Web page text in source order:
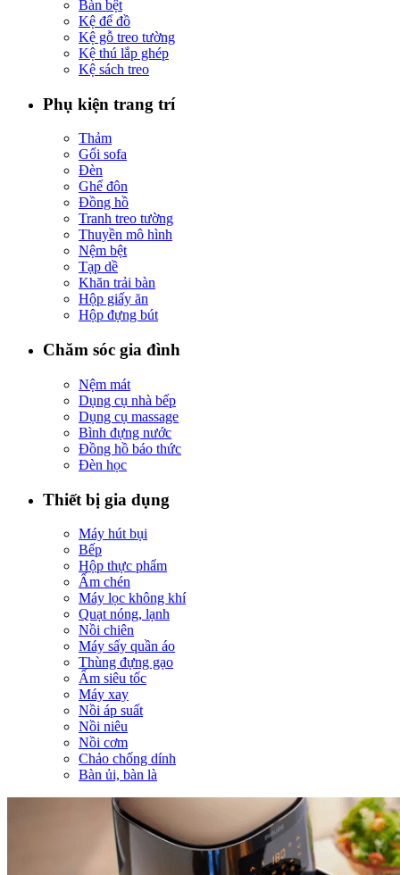
Bàn bệt
Kệ để đồ
Kệ gỗ treo tường
Kệ thú lắp ghép
Kệ sách treo
Phụ kiện trang trí
Thảm
Gối sofa
Đèn
Ghế đôn
Đồng hồ
Tranh treo tường
Thuyền mô hình
Nệm bệt
Tạp dề
Khăn trải bàn
Hộp giấy ăn
Hộp đựng bút
Chăm sóc gia đình
Nệm mát
Dụng cụ nhà bếp
Dụng cụ massage
Bình đựng nước
Đồng hồ báo thức
Đèn học
Thiết bị gia dụng
Máy hút bụi
Bếp
Hộp thực phẩm
Ấm chén
Máy lọc không khí
Quạt nóng, lạnh
Nồi chiên
Máy sấy quần áo
Thùng đựng gạo
Ấm siêu tốc
Máy xay
Nồi áp suất
Nồi niêu
Nồi cơm
Chảo chống dính
Bàn ủi, bàn là